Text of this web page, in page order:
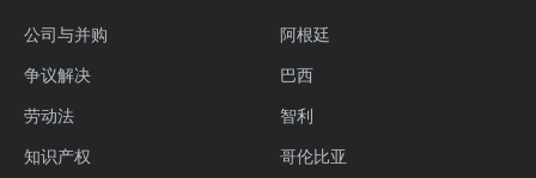
公司与并购
争议解决
劳动法
知识产权
阿根廷
巴西
智利
哥伦比亚